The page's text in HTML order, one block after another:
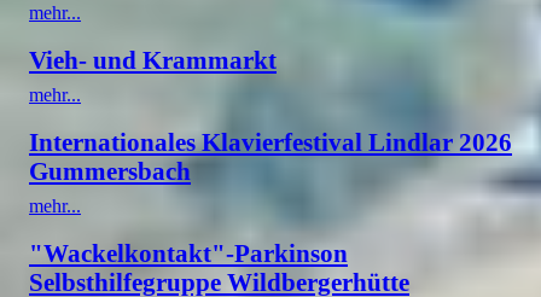
mehr...
Vieh- und Krammarkt
mehr...
Internationales Klavierfestival Lindlar 2026
Gummersbach
mehr...
"Wackelkontakt"-Parkinson
Selbsthilfegruppe Wildbergerhütte